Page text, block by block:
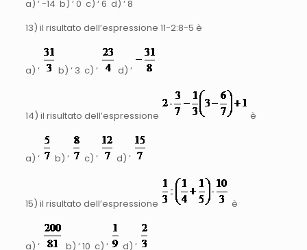
a) ‘ -14 b) ‘ 0 c) ‘ 6 d) ‘ 8
13) il risultato dell’espressione 11-2:8-5 è
a) ‘ b) ‘ 3 c) ‘ d) ‘
14) il risultato dell’espressione è
a) ‘ b) ‘ c) ‘ d) ‘
15) il risultato dell’espressione è
a) ‘ b) ‘ 10 c) ‘
d) ‘